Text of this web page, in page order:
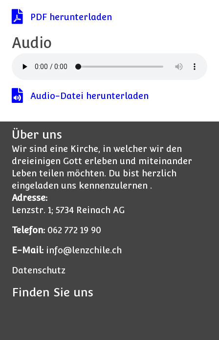
PDF herunterladen
PDF herunterladen
Audio
Audio-Datei herunterladen
Audio-Datei herunterladen
Über uns
Wir sind eine Kirche, in welcher wir den
dreieinigen Gott erleben und miteinander
Leben teilen möchten. Du bist herzlich
eingeladen uns kennenzulernen .
Adresse:
Lenzstr. 1; 5734 Reinach AG
Telefon: 062 772 19 90
E-Mail: info@lenzchile.ch
Datenschutz
Finden Sie uns